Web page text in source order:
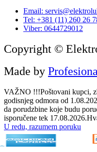
Email:
Tel: +381 (11) 260 26
Viber: 0644729012
Copyright ©
Made by
VAŽNO !!!Poštovani kupci,
godisnjeg odmora od
da porudzbine koje budu
isporučene tek
U redu, razumem poruku